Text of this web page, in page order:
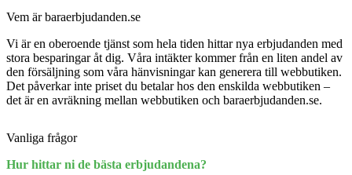
Vem är baraerbjudanden.se
Vi är en oberoende tjänst som hela tiden hittar nya erbjudanden med
stora besparingar åt dig. Våra intäkter kommer från en liten andel av
den försäljning som våra hänvisningar kan generera till webbutiken.
Det påverkar inte priset du betalar hos den enskilda webbutiken –
det är en avräkning mellan webbutiken och baraerbjudanden.se.
Vanliga frågor
Hur hittar ni de bästa erbjudandena?